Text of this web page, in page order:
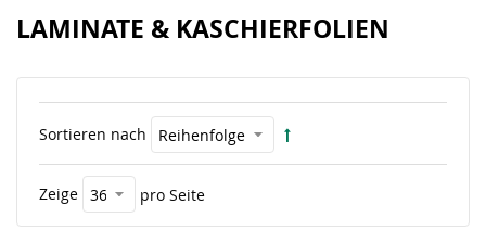
LAMINATE & KASCHIERFOLIEN
Sortieren nach
Zeige pro Seite